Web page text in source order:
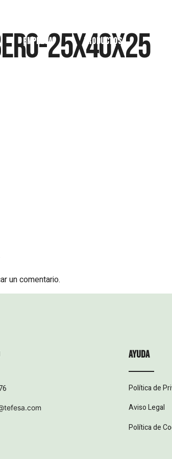
Empresa Productos
25x40x25
un comentario.
ayuda
Política de
Aviso Legal
Política de